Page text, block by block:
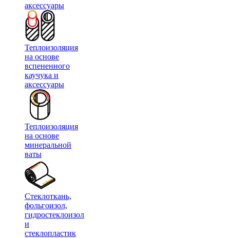
аксессуары
Теплоизоляция
на основе
вспененного
каучука и
аксессуары
Теплоизоляция
на основе
минеральной
ваты
Стеклоткань,
фольгоизол,
гидростеклоизол
и
стеклопластик